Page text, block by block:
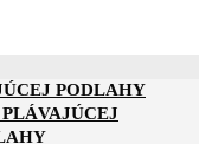
PODLAHY